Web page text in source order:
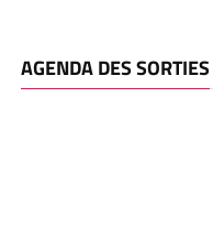
AGENDA DES SORTIES